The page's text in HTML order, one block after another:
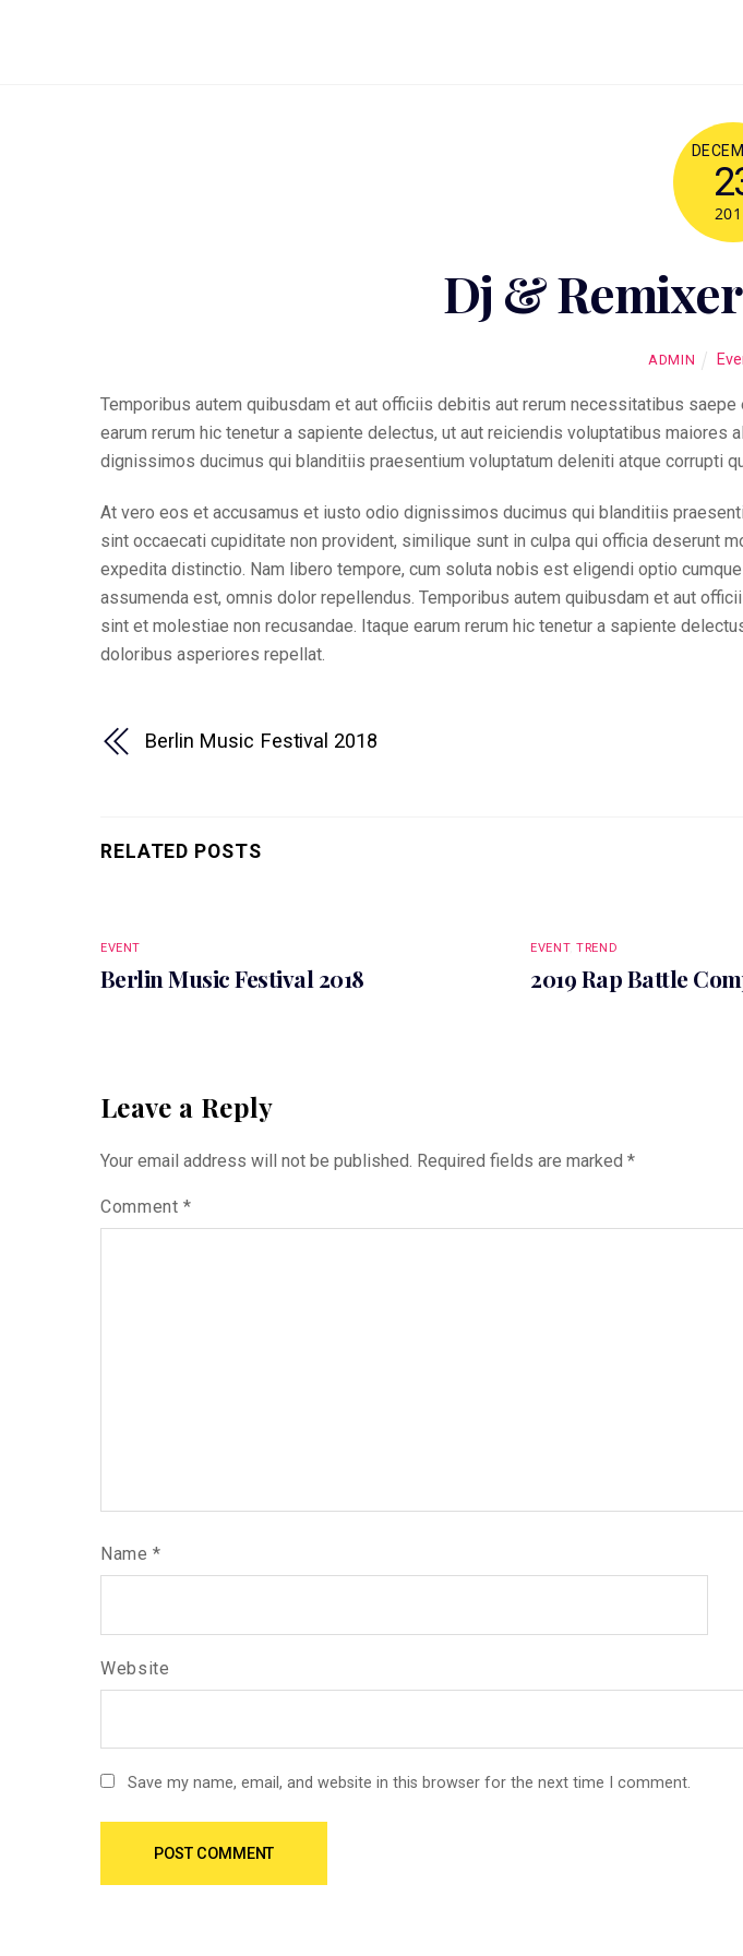
Dj &
ADMIN
Temporibus autem quibusdam et aut officiis debitis aut rerum necessitatibus
earum rerum hic tenetur a sapiente delectus, ut aut reiciendis voluptatibus
dignissimos ducimus qui blanditiis praesentium voluptatum deleniti atque corrupti
At vero eos et accusamus et iusto odio dignissimos ducimus qui blanditiis
sint occaecati cupiditate non provident, similique sunt in culpa qui officia deserunt
expedita distinctio. Nam libero tempore, cum soluta nobis est eligendi optio
assumenda est, omnis dolor repellendus. Temporibus autem quibusdam et aut
sint et molestiae non recusandae. Itaque earum rerum hic tenetur a sapiente
doloribus asperiores repellat.
Berlin Music Festival 2018
RELATED POSTS
EVENT
Berlin Music Festival 2018
EVENT,TREND
2019 Rap Battle
Leave a Reply
Your email address will not be published. Required fields are marked *
Comment*
Name*
Website
Save my name, email, and website in this browser for the next time I comment.